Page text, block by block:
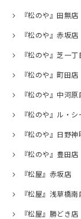
『松のや』田無店
『松のや』赤坂店
『松のや』芝一丁
『松のや』町田店
『松のや』中河原
『松のや』ル・
『松のや』日野神
『松のや』豊田店
『松屋』赤坂店
『松屋』浅草橋南
『松屋』勝どき店